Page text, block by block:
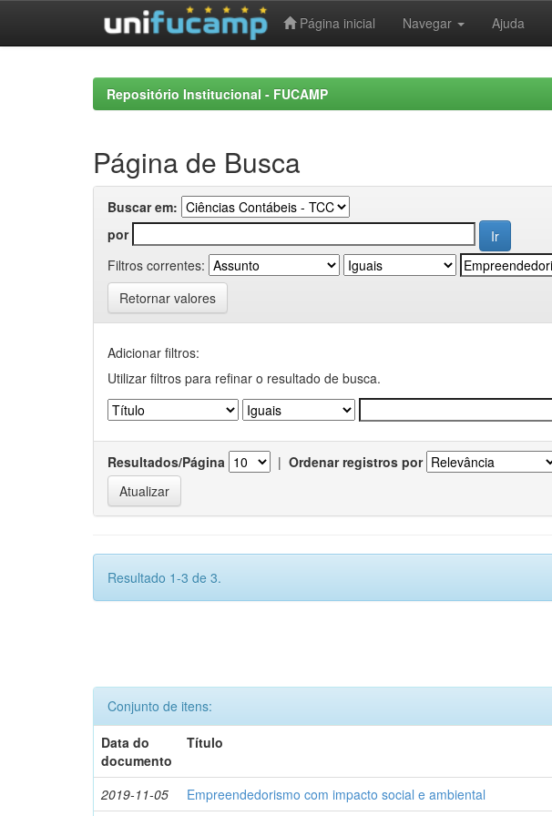
Página inicial Navegar Ajuda
Repositório Institucional - FUCAMP
Página de Busca
Buscar em:
por
Filtros correntes:
Retornar valores
Adicionar filtros:
Utilizar filtros para refinar o resultado de busca.
Resultados/Página | Ordenar registros por
Resultado 1-3 de 3.
Conjunto de itens:
Data do
documento
Título
2019-11-05 Empreendedorismo com impacto social e ambiental